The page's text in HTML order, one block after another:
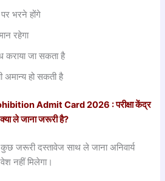
भरने होंगे
रहेगा
कराया जा सकता है
हो सकती है
Admit Card 2026 : परीक्षाकेंद्र
क्यालेजानाजरूरीहै?
कुछ जरूरी दस्तावेज साथ ले जाना अनिवार्य
नहीं मिलेगा।